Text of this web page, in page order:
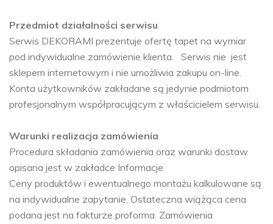
Przedmiot działalności serwisu
Serwis DEKORAMI prezentuje ofertę tapet na wymiar
pod indywidualne zamówienie klienta. Serwis nie jest
sklepem internetowym i nie umożliwia zakupu on-line.
Konta użytkowników zakładane są jedynie podmiotom
profesjonalnym współpracującym z właścicielem serwisu.
Warunki realizacja zamówienia
Procedura składania zamówienia oraz warunki dostaw
opisana jest w zakładce Informacje
Ceny produktów i ewentualnego montażu kalkulowane są
na indywidualne zapytanie. Ostateczna wiążąca cena
podana jest na fakturze proforma. Zamówienia